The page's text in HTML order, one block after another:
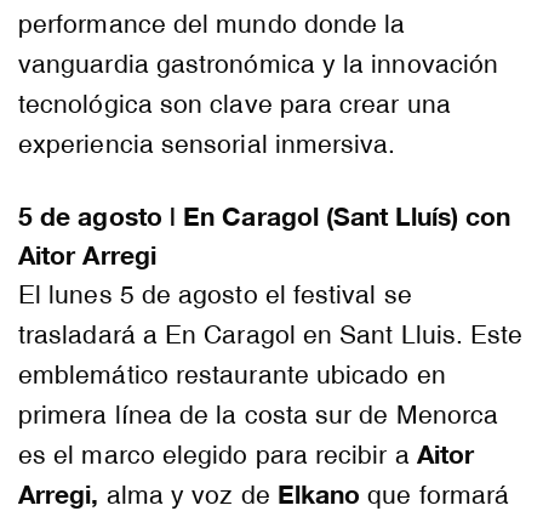
performance del mundo donde la
vanguardia gastronómica y la innovación
tecnológica son clave para crear una
experiencia sensorial inmersiva.
5 de agosto | En Caragol (Sant Lluís) con
Aitor Arregi
El lunes 5 de agosto el festival se
trasladará a En Caragol en Sant Lluis. Este
emblemático restaurante ubicado en
primera línea de la costa sur de Menorca
es el marco elegido para recibir a Aitor
Arregi, alma y voz de Elkano que formará